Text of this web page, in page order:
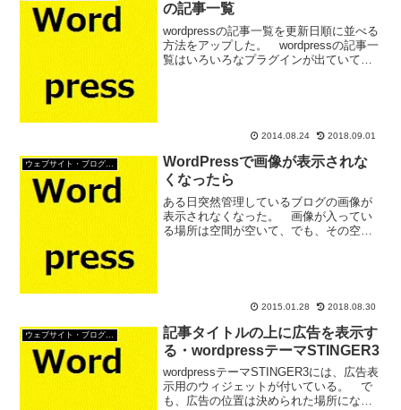
の記事一覧
wordpressの記事一覧を更新日順に並べる
方法をアップした。 wordpressの記事一
覧はいろいろなプラグインが出ていて、
2014.08.24 2018.09.01
ウェブサイト・ブログ作成
WordPressで画像が表示されな
くなったら
ある日突然管理しているブログの画像が
表示されなくなった。 画像が入ってい
る場所は空間が空いて、でも、その空間
2015.01.28 2018.08.30
ウェブサイト・ブログ作成
記事タイトルの上に広告を表示す
る・wordpressテーマSTINGER3
wordpressテーマSTINGER3には、広告表
示用のウィジェットが付いている。 で
も、広告の位置は決められた場所になっ